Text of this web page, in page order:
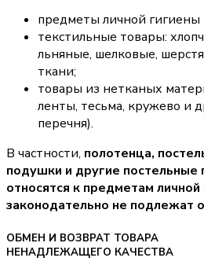
предметы личной
текстильные товары:
льняные, шелковые,
ткани;
товары из нетканых
ленты, тесьма, кружево и
перечня).
В частности, полотенца,
подушки и другие постельные
относятся к предметам личной
законодательно не подлежат
ОБМЕН И ВОЗВРАТ ТОВАРА
НЕНАДЛЕЖАЩЕГО КАЧЕСТВА